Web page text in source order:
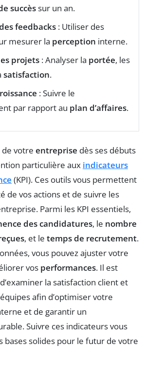
succèssur un an.
feedbacks : Utiliser des
mesurer la perception interne.
projets : Analyser la portée, les
satisfaction.
: Suivre le
par rapport au plan d’affaires.
de votre entreprise dès ses débuts
particulière aux indicateurs
(KPI). Ces outils vous permettent
de vos actions et de suivre les
Parmi les KPI essentiels,
des candidatures, le nombre
, et le temps de recrutement.
vous pouvez ajuster votre
vos performances. Il est
la satisfaction client et
afin d’optimiser votre
et de garantir un
Suivre ces indicateurs vous
bases solides pour le futur de votre